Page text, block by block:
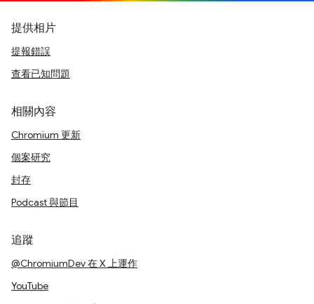
提供相片
提報錯誤
查看已知問題
相關內容
Chromium 更新
個案研究
封存
Podcast 與節目
追蹤
@ChromiumDev 在 X 上運作
YouTube